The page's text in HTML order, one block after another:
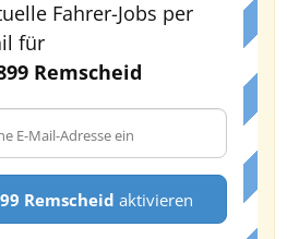
Fahrer-Jobs per
für
Remscheid
Remscheid aktivieren